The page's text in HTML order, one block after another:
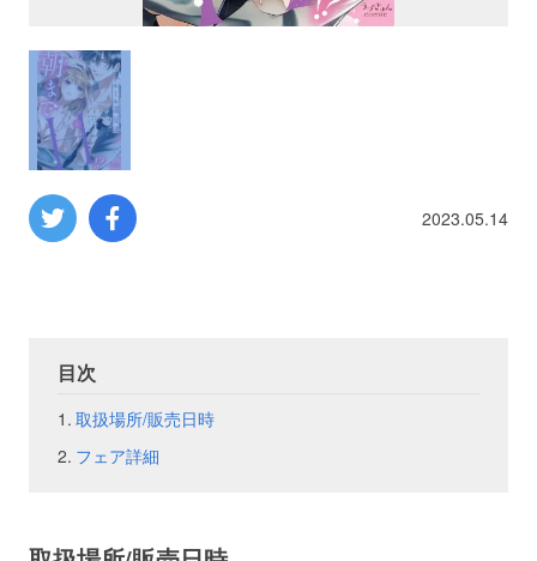
2023.05.14
目次
取扱場所/販売日時
フェア詳細
コンピューター
ミリタリー
その他
フェア